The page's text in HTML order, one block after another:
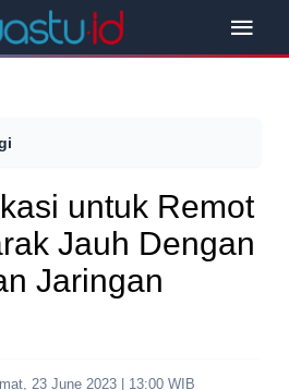
untuk Remot
Jauh Dengan
Jaringan
23 June 2023 | 13:00 WIB